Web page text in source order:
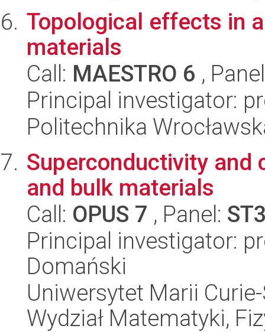
Topological effects in
materials
Call: MAESTRO 6 ,
Principal investigator:
Politechnika
Superconductivity and
and bulk materials
Call: OPUS 7 , Panel:
Principal investigator:
Domański
Uniwersytet Marii
Wydział Matematyki,